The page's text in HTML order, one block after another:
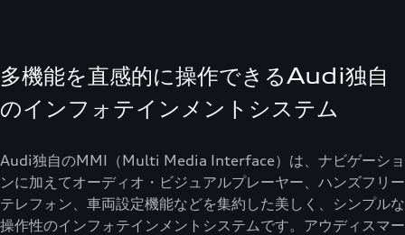
多機能を直感的に操作できるAudi独自
のインフォテインメントシステム
Audi独自のMMI（Multi Media Interface）は、ナビゲーショ
ンに加えてオーディオ・ビジュアルプレーヤー、ハンズフリー
テレフォン、車両設定機能などを集約した美しく、シンプルな
操作性のインフォテインメントシステムです。アウディスマー